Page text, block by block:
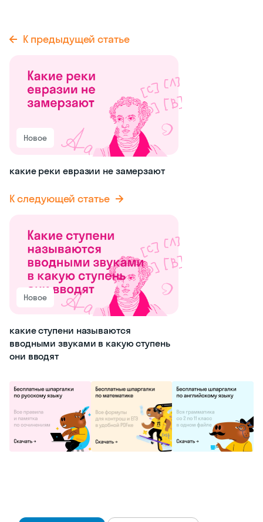
К предыдущей статье
Новое
какие реки евразии не замерзают
К следующей статье
Новое
какие ступени называются
вводными звуками в какую ступень
они вводят